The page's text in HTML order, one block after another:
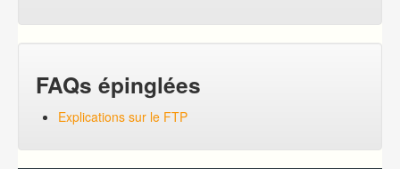
FAQs épinglées
Explications sur le FTP